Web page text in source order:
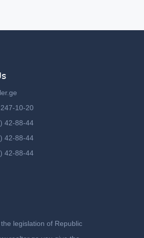
10-20
42-88-44
42-88-44
42-88-44
legislation of Republic